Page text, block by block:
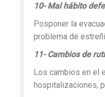
10- Mal hábito
Posponer la
problema de
11- Cambios de
Los cambios en el
hospitalizaciones,